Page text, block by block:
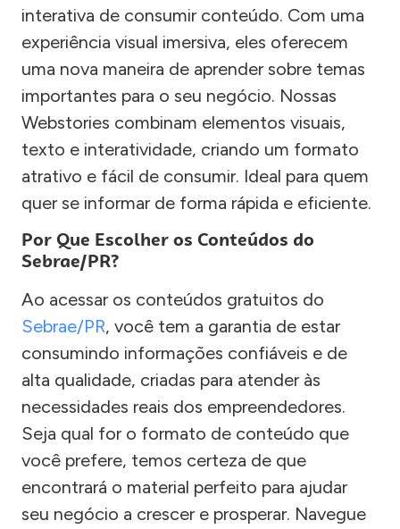
interativa de consumir conteúdo. Com uma
experiência visual imersiva, eles oferecem
uma nova maneira de aprender sobre temas
importantes para o seu negócio. Nossas
Webstories combinam elementos visuais,
texto e interatividade, criando um formato
atrativo e fácil de consumir. Ideal para quem
quer se informar de forma rápida e eficiente.
Por Que Escolher os Conteúdos do
Sebrae/PR?
Ao acessar os conteúdos gratuitos do
Sebrae/PR, você tem a garantia de estar
consumindo informações confiáveis e de
alta qualidade, criadas para atender às
necessidades reais dos empreendedores.
Seja qual for o formato de conteúdo que
você prefere, temos certeza de que
encontrará o material perfeito para ajudar
seu negócio a crescer e prosperar. Navegue